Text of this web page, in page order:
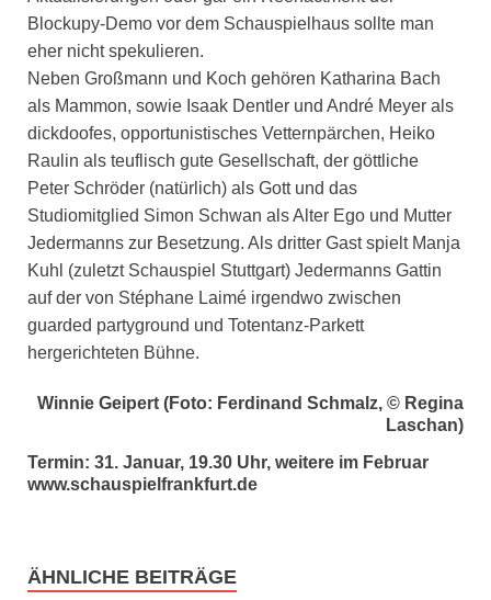
Blockupy-Demo vor dem Schauspielhaus sollte man
eher nicht spekulieren.
Neben Großmann und Koch gehören Katharina Bach
als Mammon, sowie Isaak Dentler und André Meyer als
dickdoofes, opportunistisches Vetternpärchen, Heiko
Raulin als teuflisch gute Gesellschaft, der göttliche
Peter Schröder (natürlich) als Gott und das
Studiomitglied Simon Schwan als Alter Ego und Mutter
Jedermanns zur Besetzung. Als dritter Gast spielt Manja
Kuhl (zuletzt Schauspiel Stuttgart) Jedermanns Gattin
auf der von Stéphane Laimé irgendwo zwischen
guarded partyground und Totentanz-Parkett
hergerichteten Bühne.
Winnie Geipert (Foto: Ferdinand Schmalz, © Regina
Laschan)
Termin: 31. Januar, 19.30 Uhr, weitere im Februar
www.schauspielfrankfurt.de
ÄHNLICHE BEITRÄGE